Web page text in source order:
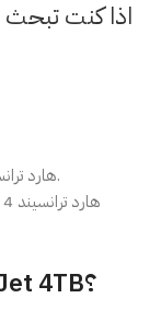
هارد ترانسيند بتصميم مدمج وخفيف الوزن مناسب للحمل.
🎯 ليه تختار Transcend StoreJet 4TB؟